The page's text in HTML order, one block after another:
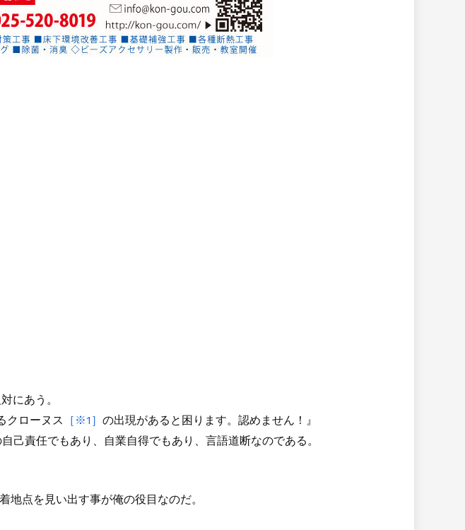
にあう。
クローヌス ［※1］ の出現があると困ります。認めません！』
己責任でもあり、自業自得でもあり、言語道断なのである。
点を見い出す事が俺の役目なのだ。